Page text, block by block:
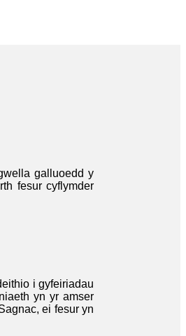
galluoedd y
fesur cyflymder
i gyfeiriadau
yn yr amser
ei fesur yn